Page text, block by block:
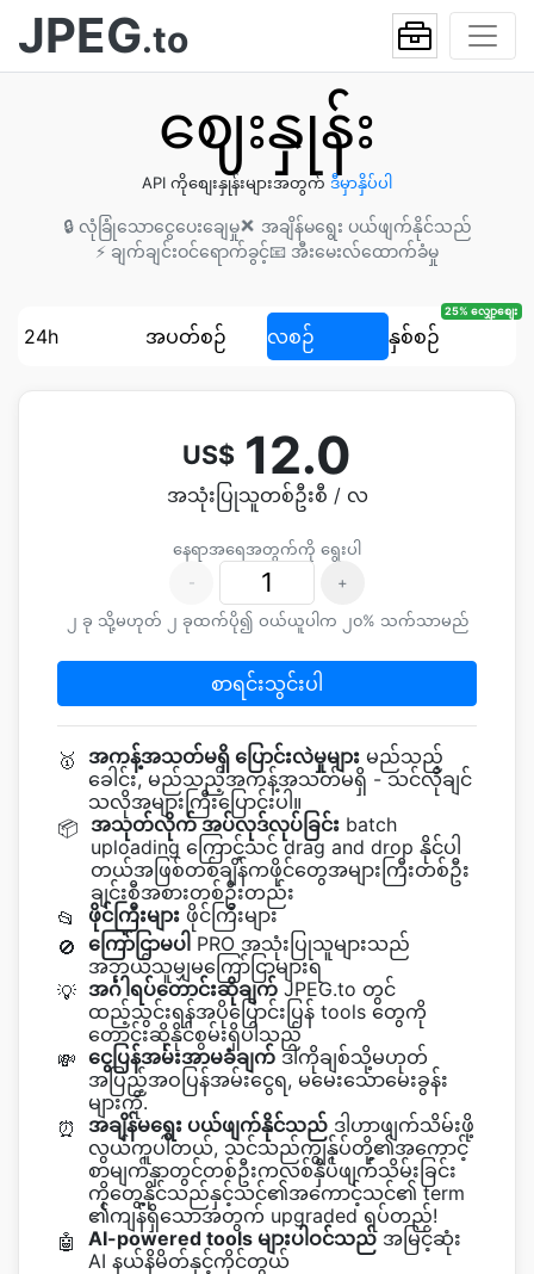
JPEG.to
ဈေးနှုန်း
API ကိုစျေးနှုန်းများအတွက် ဒီမှာနှိပ်ပါ
🔒 လုံခြုံသောငွေပေးချေမှု❌ အချိန်မရွေး ပယ်ဖျက်နိုင်သည်
⚡ ချက်ချင်းဝင်ရောက်ခွင့်📧 အီးမေးလ်ထောက်ခံမှု
24h အပတ်စဉ် လစဉ် နှစ်စဉ်
25% လျှော့စျေး
US$ 12.0
အသုံးပြုသူတစ်ဦးစီ / လ
နေရာအရေအတွက်ကို ရွေးပါ
-
+
၂ ခု သို့မဟုတ် ၂ ခုထက်ပို၍ ဝယ်ယူပါက ၂၀% သက်သာမည်
စာရင်းသွင်းပါ
🥇 အကန့်အသတ်မရှိ ပြောင်းလဲမှုများ မည်သည့်
ခေါင်း, မည်သည့်အကန့်အသတ်မရှိ - သင်လိုချင်
သလိုအများကြီးပြောင်းပါ။
📦 အသုတ်လိုက် အပ်လုဒ်လုပ်ခြင်း batch
uploading ကြောင့်သင် drag and drop နိုင်ပါ
တယ်အဖြစ်တစ်ချိန်ကဖိုင်တွေအများကြီးတစ်ဦး
ချင်းစီအစားတစ်ဦးတည်း
📂
ဖိုင်ကြီးများ ဖိုင်ကြီးများ
🚫 ကြော်ငြာမပါ PRO အသုံးပြုသူများသည်
အဘယ်သူမျှမကြော်ငြာများရ
💡 အင်္ဂါရပ်တောင်းဆိုချက် JPEG.to တွင်
ထည့်သွင်းရန်အပိုပြောင်းပြန် tools တွေကို
တောင်းဆိုနိုင်စွမ်းရှိပါသည်
💸 ငွေပြန်အမ်းအာမခံချက် ဒါကိုချစ်သို့မဟုတ်
အပြည့်အဝပြန်အမ်းငွေရ, မမေးသောမေးခွန်း
များကို.
⏰
အချိန်မရွေး ပယ်ဖျက်နိုင်သည် ဒါဟာဖျက်သိမ်းဖို့
လွယ်ကူပါတယ်, သင်သည်ကျွန်ုပ်တို့၏အကောင့်
စာမျက်နှာတွင်တစ်ဦးကလစ်နှိပ်ဖျက်သိမ်းခြင်း
ကိုတွေ့နိုင်သည်နှင့်သင်၏အကောင့်သင်၏ term
၏ကျန်ရှိသောအတွက် upgraded ရပ်တည်!
🤖
AI-powered tools များပါဝင်သည်အမြင့်ဆုံး
AI နယ်နိမိတ်နှင့်ကိုင်တွယ်